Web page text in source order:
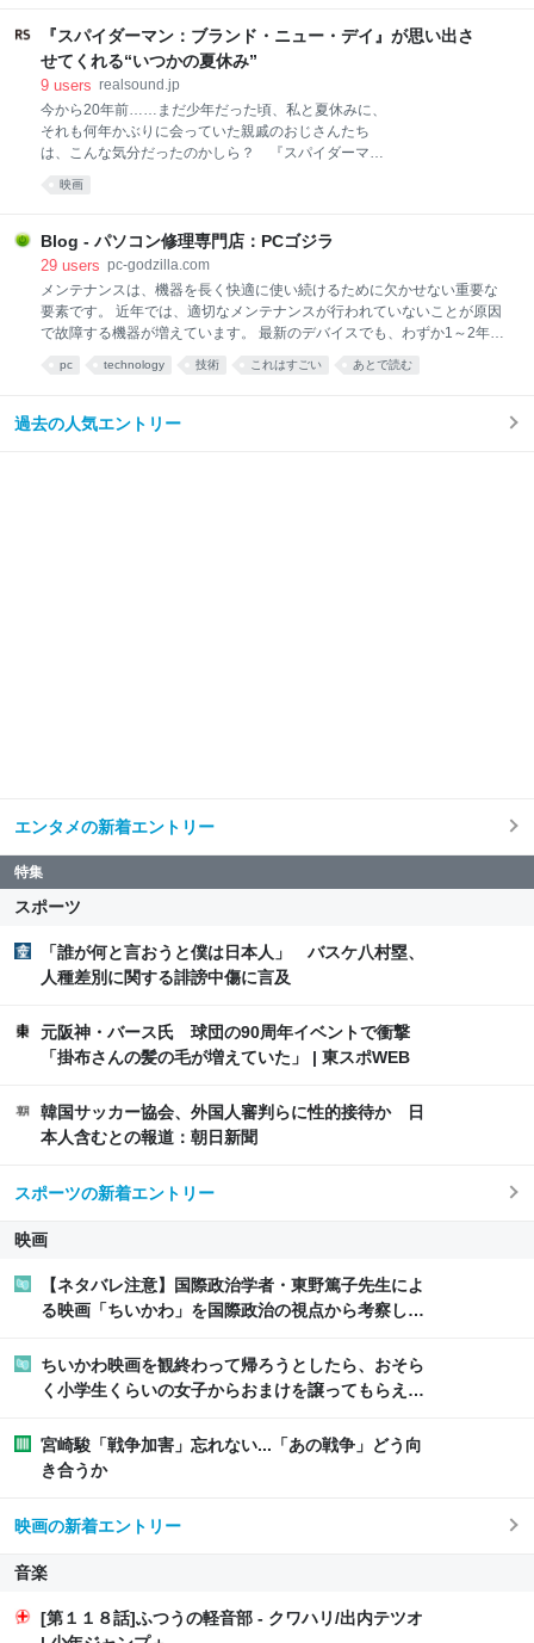
わされた。 対象となったのは、平日深夜に放送された
コメディーアニメ。人間と、猫を擬人化したキャラク
ターである「獣人」が共存する社会を舞台に、たばこ
生活を描いている。 BPO事務局が入る千代田放送会館
「表現の自由という意味では許容の範囲内」 公開され
た議事概要によると、視聴者からは「喫煙描写が繰り
返され、違法薬物とみられるものの使用シーンもあ
能性が低
『スパイダーマン：ブランド・ニュー・デイ』が思い出さ
せてくれる“いつかの夏休み”
9 users realsound.jp
今から20年前……まだ少年だった頃、私と夏休みに、
それも何年かぶりに会っていた親戚のおじさんたち
は、こんな気分だったのかしら？ 『スパイダーマ
ン：ブランド・ニュー・デイ』（2026年）は超王道の
ヒーロー映画であり、恐らく40歳以上の観客にとって
ター・パーカー（トム・ホランド）は、スパイダーマ
ンとしてニューヨークの平和を守っている。しかし、
いろいろあったすえに親友ネッド（ジェイコブ・バタ
ロン）、そして最愛のガールフレンドMJ（ゼンデイ
ヤ）に存在を忘れられてしまった。ヒーローとしては
未知なる敵は現れて、自分の体の異常まで表れ始め
ビル・ウォー／キャプテン・アメリカ』（2016年）で
映画
Blog - パソコン修理専門店：PCゴジラ
29 users pc-godzilla.com
メンテナンスは、機器を長く快適に使い続けるために欠かせない重要な
要素です。 近年では、適切なメンテナンスが行われていないことが原因
で故障する機器が増えています。 最新のデバイスでも、わずか1～2年の
使用で不具合が発生するケースは珍しくありません。 高性能な機器ほ
ど、定期的なメンテナンスが重要になります。 特に、性能を最大限に引
め、適切なメンテナンスが欠かせません。 時間の経過とともに、冷却用
pc technology 技術 これはすごい あとで読む
過去の人気エントリー
エンタメの新着エントリー
特集
スポーツ
「誰が何と言おうと僕は日本人」 バスケ八村塁、
人種差別に関する誹謗中傷に言及
元阪神・バース氏 球団の90周年イベントで衝撃
「掛布さんの髪の毛が増えていた」 | 東スポWEB
韓国サッカー協会、外国人審判らに性的接待か 日
本人含むとの報道：朝日新聞
スポーツの新着エントリー
映画
【ネタバレ注意】国際政治学者・東野篤子先生によ
る映画「ちいかわ」を国際政治の視点から考察した
ちいかわ映画を観終わって帰ろうとしたら、おそら
く小学生くらいの女子からおまけを譲ってもらえな
答しました
宮崎駿「戦争加害」忘れない...「あの戦争」どう向
き合うか
映画の新着エントリー
音楽
[第１１８話]ふつうの軽音部 - クワハリ/出内テツオ